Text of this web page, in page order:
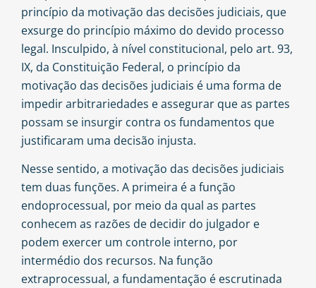
princípio da motivação das decisões judiciais, que
exsurge do princípio máximo do devido processo
legal. Insculpido, à nível constitucional, pelo art. 93,
IX, da Constituição Federal, o princípio da
motivação das decisões judiciais é uma forma de
impedir arbitrariedades e assegurar que as partes
possam se insurgir contra os fundamentos que
justificaram uma decisão injusta.
Nesse sentido, a motivação das decisões judiciais
tem duas funções. A primeira é a função
endoprocessual, por meio da qual as partes
conhecem as razões de decidir do julgador e
podem exercer um controle interno, por
intermédio dos recursos. Na função
extraprocessual, a fundamentação é escrutinada